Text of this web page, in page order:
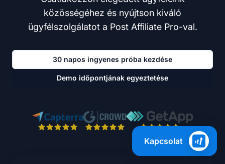
közösségéhez és nyújtson kiváló
ügyfélszolgálatot a Post Affiliate Pro-val.
30 napos ingyenes próba kezdése
Demo időpontjának egyeztetése
Kapcsolat